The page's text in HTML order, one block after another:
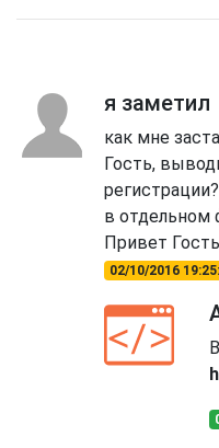
я заметил
как мне
Гость,
в отдельном
Привет
02/10/2016